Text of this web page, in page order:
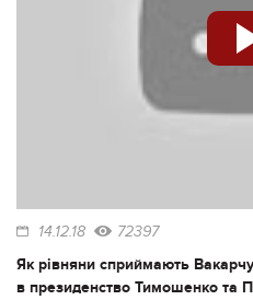
14.12.18 72397
Як рівняни сприймають
в президенство Тимошенко та